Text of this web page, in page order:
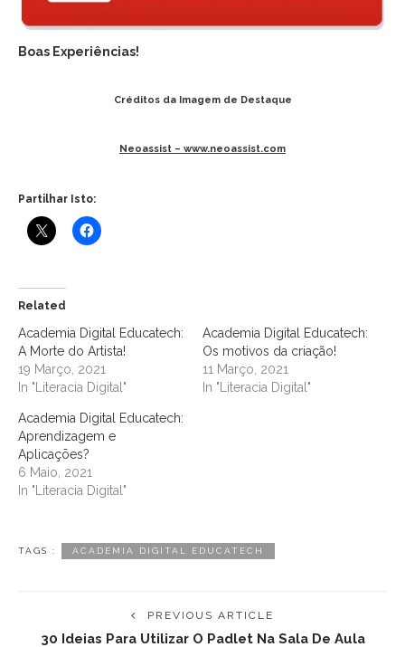
Boas Experiências!
Créditos da Imagem de Destaque
Neoassist – www.neoassist.com
Partilhar Isto:
Related
Academia Digital Educatech:
A Morte do Artista!
19 Março, 2021
In "Literacia Digital"
Academia Digital Educatech:
Os motivos da criação!
11 Março, 2021
In "Literacia Digital"
Academia Digital Educatech:
Aprendizagem e
Aplicações?
6 Maio, 2021
In "Literacia Digital"
TAGS : ACADEMIA DIGITAL EDUCATECH
PREVIOUS ARTICLE
30 Ideias Para Utilizar O Padlet Na Sala De Aula